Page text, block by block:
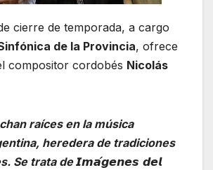
cierre de temporada, a cargo
de la Provincia, ofrece
compositor cordobés Nicolás
raíces en la música
heredera de tradiciones
Se trata de𝙄𝙢𝙖́𝙜𝙚𝙣𝙚𝙨 𝙙𝙚𝙡